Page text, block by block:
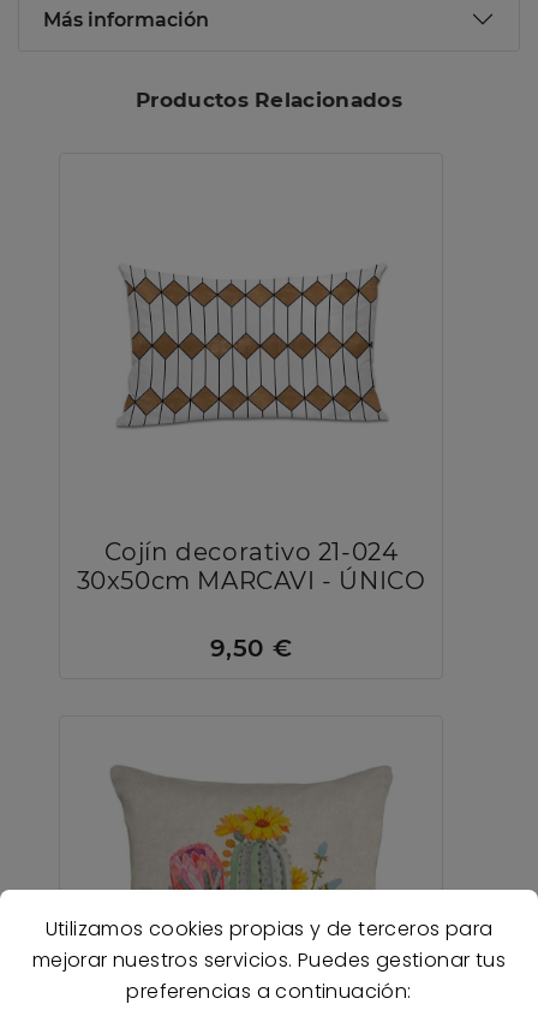
Utilizamos cookies propias y de terceros para
mejorar nuestros servicios. Puedes gestionar tus
preferencias a continuación:
Más información
Productos Relacionados
Cojín decorativo 21-024
30x50cm MARCAVI - ÚNICO
9,50 €